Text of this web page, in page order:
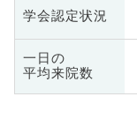
学会認定状況
一日の
平均来院数